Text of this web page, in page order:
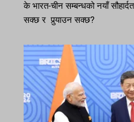
के भारत-चीन सम्बन्धको नयाँ
सक्छ र पुर्‍याउन सक्छ?